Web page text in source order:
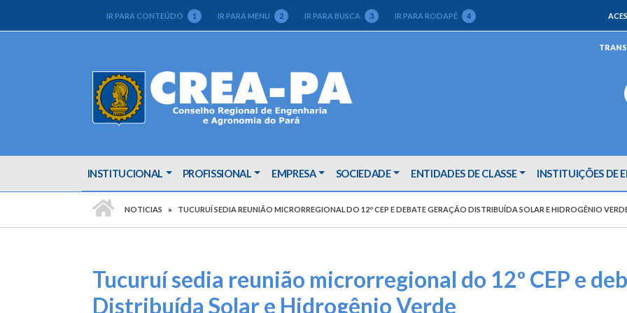
IR PARA CONTEÚDO 1 IR PARA MENU 2 IR PARA BUSCA 3 IR PARA RODAPÉ 4
INSTITUCIONAL PROFISSIONAL EMPRESA SOCIEDADE ENTIDADES DE CLASSE INSTITUIÇÕES DE
NOTICIAS TUCURUÍ SEDIA REUNIÃO MICRORREGIONAL DO 12º CEP E DEBATE GERAÇÃO DISTRIBUÍDA SOLAR E HIDROGÊNIO
Tucuruí sedia reunião microrregional do 12º CEP e
Distribuída Solar e Hidrogênio Verde